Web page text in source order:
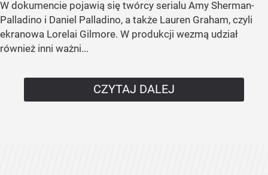
W dokumencie pojawią się twórcy serialu Amy Sherman-
Palladino i Daniel Palladino, a także Lauren Graham, czyli
ekranowa Lorelai Gilmore. W produkcji wezmą udział
również inni ważni...
CZYTAJ DALEJ